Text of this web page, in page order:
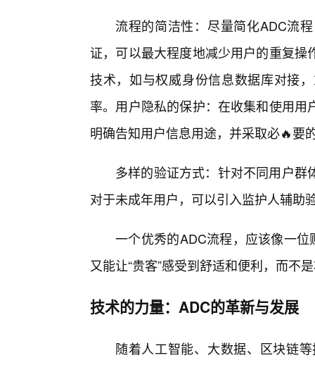
流程的简洁性：尽量简化ADC流
证，可以最大程度地减少用户的重复
技术，如与权威身份信息数据库对接
率。用户隐私的保护：在收集和使用
明确告知用户信息用途，并采取必🔥要
多样的验证方式：针对不同用户
对于未成年用户，可以引入监护人辅助
一个优秀的ADC流程，应该像一
又能让“贵客”感受到舒适和便利，而不
技术的力量：ADC的革新与发展
随着人工智能、大数据、区块链